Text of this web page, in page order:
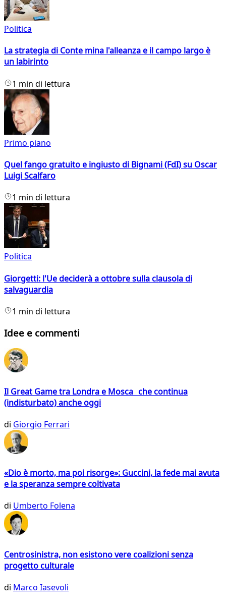
Politica
La strategia di Conte mina l'alleanza e il campo largo è
un labirinto
1 min di lettura
Primo piano
Quel fango gratuito e ingiusto di Bignami (FdI) su Oscar
Luigi Scalfaro
1 min di lettura
Politica
Giorgetti: l'Ue deciderà a ottobre sulla clausola di
salvaguardia
1 min di lettura
Idee e commenti
Il Great Game tra Londra e Mosca che continua
(indisturbato) anche oggi
di Giorgio Ferrari
«Dio è morto, ma poi risorge»: Guccini, la fede mai avuta
e la speranza sempre coltivata
di Umberto Folena
Centrosinistra, non esistono vere coalizioni senza
progetto culturale
di Marco Iasevoli